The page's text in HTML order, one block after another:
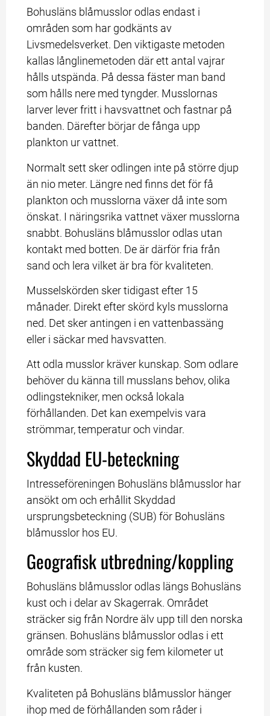
Bohusläns blåmusslor odlas endast i
områden som har godkänts av
Livsmedelsverket. Den viktigaste metoden
kallas långlinemetoden där ett antal vajrar
hålls utspända. På dessa fäster man band
som hålls nere med tyngder. Musslornas
larver lever fritt i havsvattnet och fastnar på
banden. Därefter börjar de fånga upp
plankton ur vattnet.
Normalt sett sker odlingen inte på större djup
än nio meter. Längre ned finns det för få
plankton och musslorna växer då inte som
önskat. I näringsrika vattnet växer musslorna
snabbt. Bohusläns blåmusslor odlas utan
kontakt med botten. De är därför fria från
sand och lera vilket är bra för kvaliteten.
Musselskörden sker tidigast efter 15
månader. Direkt efter skörd kyls musslorna
ned. Det sker antingen i en vattenbassäng
eller i säckar med havsvatten.
Att odla musslor kräver kunskap. Som odlare
behöver du känna till musslans behov, olika
odlingstekniker, men också lokala
förhållanden. Det kan exempelvis vara
strömmar, temperatur och vindar.
Skyddad EU-beteckning
Intresseföreningen Bohusläns blåmusslor har
ansökt om och erhållit Skyddad
ursprungsbeteckning (SUB) för Bohusläns
blåmusslor hos EU.
Geografisk utbredning/koppling
Bohusläns blåmusslor odlas längs Bohusläns
kust och i delar av Skagerrak. Området
sträcker sig från Nordre älv upp till den norska
gränsen. Bohusläns blåmusslor odlas i ett
område som sträcker sig fem kilometer ut
från kusten.
Kvaliteten på Bohusläns blåmusslor hänger
ihop med de förhållanden som råder i